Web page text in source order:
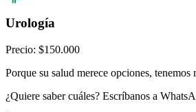
Urología
Precio: $150.000
Porque su salud merece opciones, tenemos
¿Quiere saber cuáles? Escríbanos a